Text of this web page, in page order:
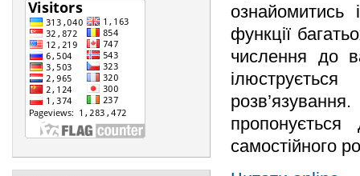
ознайомитись
функції
числення до
пропонується
самостійного